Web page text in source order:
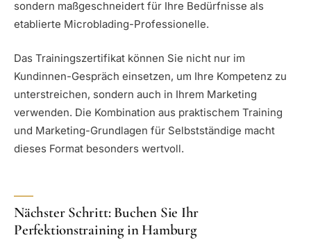
sondern maßgeschneidert für Ihre Bedürfnisse als
etablierte Microblading-Professionelle.
Das Trainingszertifikat können Sie nicht nur im
Kundinnen-Gespräch einsetzen, um Ihre Kompetenz zu
unterstreichen, sondern auch in Ihrem Marketing
verwenden. Die Kombination aus praktischem Training
und Marketing-Grundlagen für Selbstständige macht
dieses Format besonders wertvoll.
Nächster Schritt: Buchen Sie Ihr
Perfektionstraining in Hamburg